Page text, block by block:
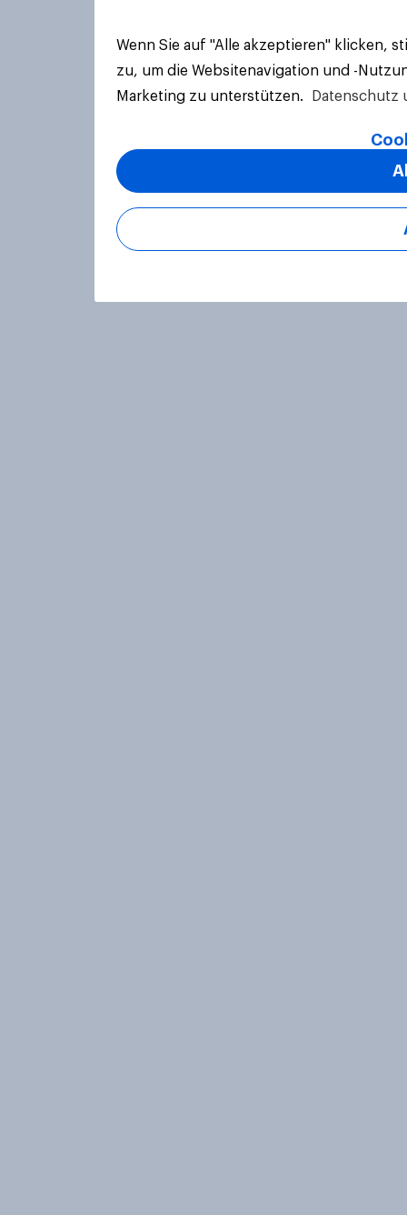
Wenn Sie auf "Alle akzeptieren" klicken,
zu, um die Websitenavigation und -
Marketing zu unterstützen.
Datenschutz